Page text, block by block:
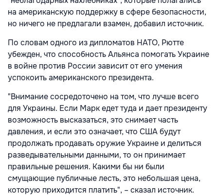
на американскую поддержку в сфере безопасности,
но ничего не предлагали взамен, добавил источник.
По словам одного из дипломатов НАТО, Рютте
убежден, что способность Альянса помогать Украине
в войне против России зависит от его умения
успокоить американского президента.
"Внимание сосредоточено на том, что лучше всего
для Украины. Если Марк едет туда и дает президенту
возможность высказаться, это снимает часть
давления, и если это означает, что США будут
продолжать продавать оружие Украине и делиться
разведывательными данными, то он принимает
правильные решения. Какими бы ни были
смущающие публичные лесть, это небольшая цена,
которую приходится платить", – сказал источник.